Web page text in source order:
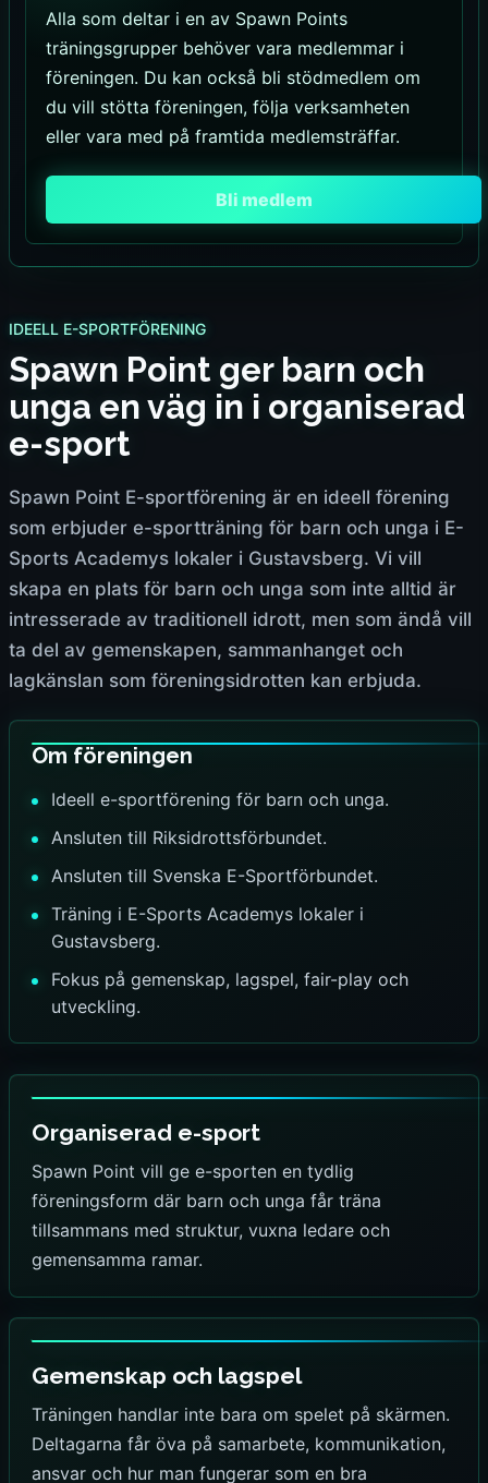
Alla som deltar i en av Spawn Points
träningsgrupper behöver vara medlemmar i
föreningen. Du kan också bli stödmedlem om
du vill stötta föreningen, följa verksamheten
eller vara med på framtida medlemsträffar.
Bli medlem
IDEELL E-SPORTFÖRENING
Spawn Point ger barn och
unga en väg in i organiserad
e-sport
Spawn Point E-sportförening är en ideell förening
som erbjuder e-sportträning för barn och unga i E-
Sports Academys lokaler i Gustavsberg. Vi vill
skapa en plats för barn och unga som inte alltid är
intresserade av traditionell idrott, men som ändå vill
ta del av gemenskapen, sammanhanget och
lagkänslan som föreningsidrotten kan erbjuda.
Om föreningen
Ideell e-sportförening för barn och unga.
Ansluten till Riksidrottsförbundet.
Ansluten till Svenska E-Sportförbundet.
Träning i E-Sports Academys lokaler i
Gustavsberg.
Fokus på gemenskap, lagspel, fair-play och
utveckling.
Organiserad e-sport
Spawn Point vill ge e-sporten en tydlig
föreningsform där barn och unga får träna
tillsammans med struktur, vuxna ledare och
gemensamma ramar.
Gemenskap och lagspel
Träningen handlar inte bara om spelet på skärmen.
Deltagarna får öva på samarbete, kommunikation,
ansvar och hur man fungerar som en bra